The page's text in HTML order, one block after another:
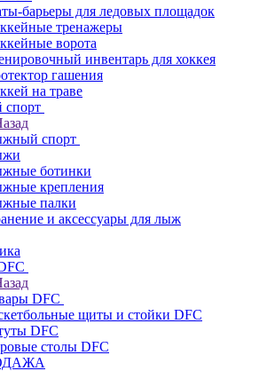
барьеры для ледовых площадок
тренажеры
ворота
инвентарь для хоккея
гашения
на траве
спорт
ботинки
крепления
палки
и аксессуары для лыж
DFC
щиты и стойки DFC
DFC
столы DFC